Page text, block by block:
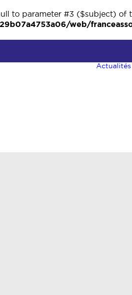
to parameter #3 ($subject) of
web/
Actualités